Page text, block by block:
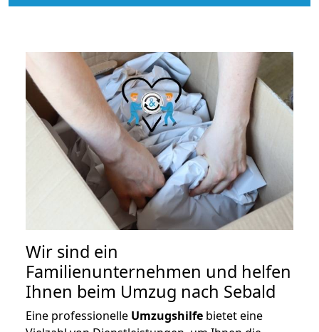
Wir sind ein
Familienunternehmen und helfen
Ihnen beim Umzug nach Sebald
Eine professionelle Umzugshilfe bietet eine